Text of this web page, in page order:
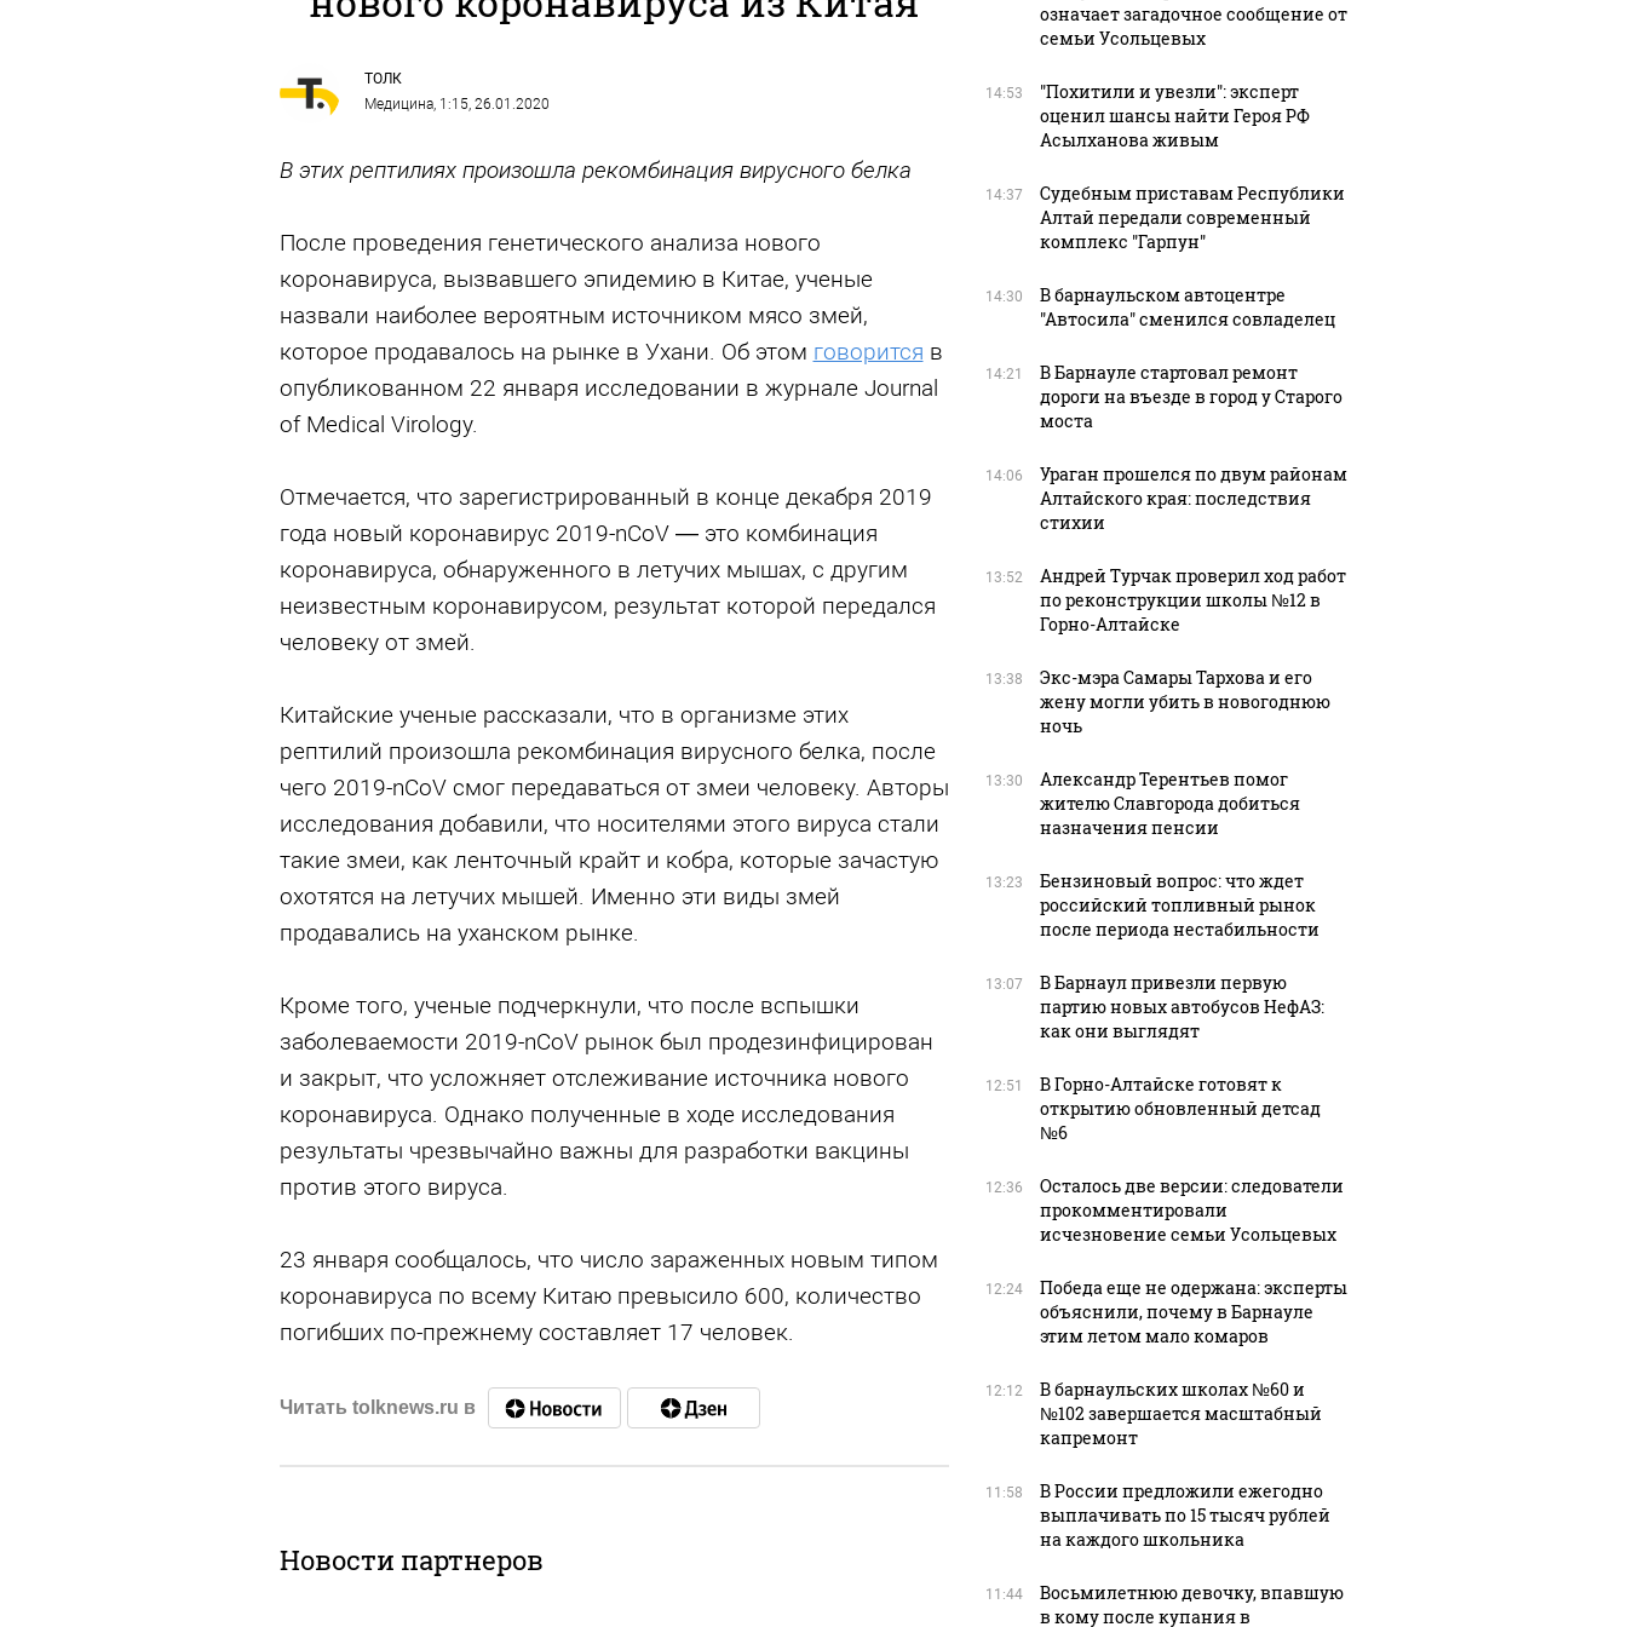
ТОЛК
Медицина, 1:15, 26.01.2020
В этих рептилиях произошла рекомбинация вирусного белка
После проведения генетического анализа нового
коронавируса, вызвавшего эпидемию в Китае, ученые
назвали наиболее вероятным источником мясо змей,
которое продавалось на рынке в Ухани. Об этом говорится в
опубликованном 22 января исследовании в журнале Journal
of Medical Virology.
Отмечается, что зарегистрированный в конце декабря 2019
года новый коронавирус 2019-nCoV — это комбинация
коронавируса, обнаруженного в летучих мышах, с другим
неизвестным коронавирусом, результат которой передался
человеку от змей.
Китайские ученые рассказали, что в организме этих
рептилий произошла рекомбинация вирусного белка, после
чего 2019-nCoV смог передаваться от змеи человеку. Авторы
исследования добавили, что носителями этого вируса стали
такие змеи, как ленточный крайт и кобра, которые зачастую
охотятся на летучих мышей. Именно эти виды змей
продавались на уханском рынке.
Кроме того, ученые подчеркнули, что после вспышки
заболеваемости 2019-nCoV рынок был продезинфицирован
и закрыт, что усложняет отслеживание источника нового
коронавируса. Однако полученные в ходе исследования
результаты чрезвычайно важны для разработки вакцины
против этого вируса.
23 января сообщалось, что число зараженных новым типом
коронавируса по всему Китаю превысило 600, количество
погибших по-прежнему составляет 17 человек.
Читать tolknews.ru в
Новости партнеров
означает загадочное сообщение от
семьи Усольцевых
14:53
"Похитили и увезли": эксперт
оценил шансы найти Героя РФ
Асылханова живым
14:37
Судебным приставам Республики
Алтай передали современный
комплекс "Гарпун"
14:30
В барнаульском автоцентре
"Автосила" сменился совладелец
14:21
В Барнауле стартовал ремонт
дороги на въезде в город у Старого
моста
14:06
Ураган прошелся по двум районам
Алтайского края: последствия
стихии
13:52
Андрей Турчак проверил ход работ
по реконструкции школы №12 в
Горно-Алтайске
13:38
Экс-мэра Самары Тархова и его
жену могли убить в новогоднюю
ночь
13:30
Александр Терентьев помог
жителю Славгорода добиться
назначения пенсии
13:23
Бензиновый вопрос: что ждет
российский топливный рынок
после периода нестабильности
13:07
В Барнаул привезли первую
партию новых автобусов НефАЗ:
как они выглядят
12:51
В Горно-Алтайске готовят к
открытию обновленный детсад
№6
12:36
Осталось две версии: следователи
прокомментировали
исчезновение семьи Усольцевых
12:24
Победа еще не одержана: эксперты
объяснили, почему в Барнауле
этим летом мало комаров
12:12
В барнаульских школах №60 и
№102 завершается масштабный
капремонт
11:58
В России предложили ежегодно
выплачивать по 15 тысяч рублей
на каждого школьника
11:44
Восьмилетнюю девочку, впавшую
в кому после купания в